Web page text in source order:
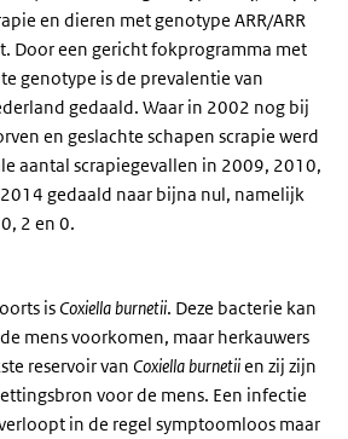
en dieren met genotype ARR/ARR
Door een gericht fokprogramma met
genotype is de prevalentie van
gedaald. Waar in 2002 nog bij
en geslachte schapen scrapie werd
aantal scrapiegevallen in 2009, 2010,
gedaald naar bijna nul, namelijk
2 en 0.
is Coxiella burnetii. Deze bacterie kan
mens voorkomen, maar herkauwers
reservoir van Coxiella burnetiien zij zijn
voor de mens. Een infectie
in de regel symptoomloos maar